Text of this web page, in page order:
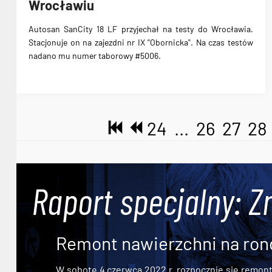
Wrocławiu
Autosan SanCity 18 LF przyjechał na testy do Wrocławia.
Stacjonuje on na zajezdni nr IX "Obornicka". Na czas testów
nadano mu numer taborowy #5006.
24 ... 26 27 28
Raport specjalny:
Remont nawierzchni na
W sobotę 4 czerwca 2022 r. rozpocznie się